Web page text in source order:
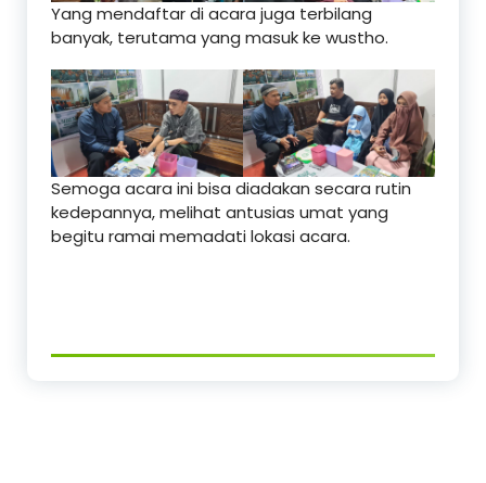
Yang mendaftar di acara juga terbilang
banyak, terutama yang masuk ke wustho.
Semoga acara ini bisa diadakan secara rutin
kedepannya, melihat antusias umat yang
begitu ramai memadati lokasi acara.